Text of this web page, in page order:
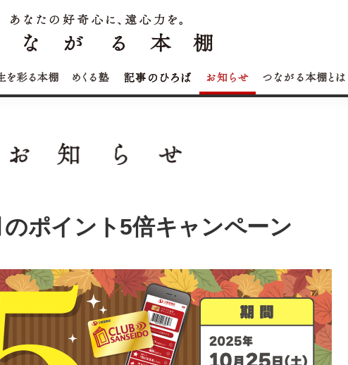
のポイント5倍キャンペーン